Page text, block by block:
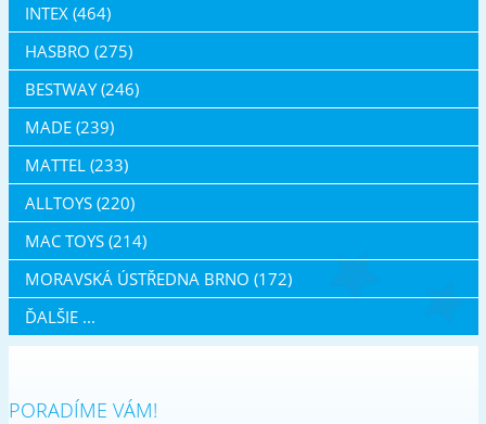
INTEX (464)
HASBRO (275)
BESTWAY (246)
MADE (239)
MATTEL (233)
ALLTOYS (220)
MAC TOYS (214)
MORAVSKÁ ÚSTŘEDNA BRNO (172)
ĎALŠIE ...
PORADÍME VÁM!